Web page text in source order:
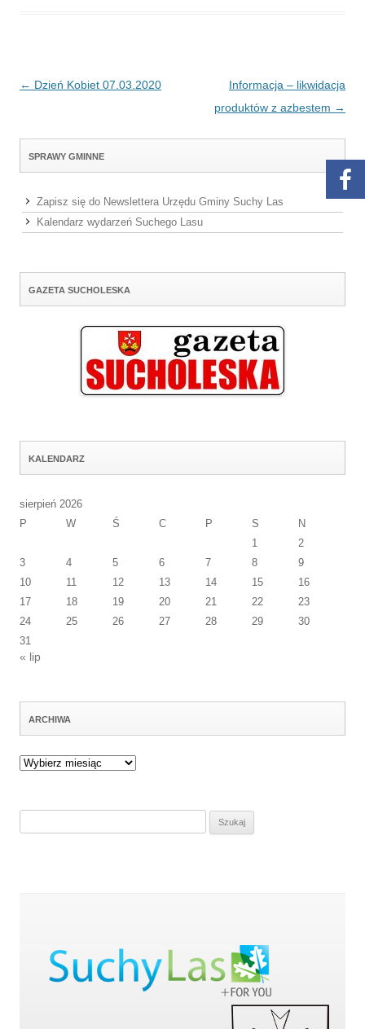
Post navigation
← Dzień Kobiet 07.03.2020
Informacja – likwidacja
produktów z azbestem →
SPRAWY GMINNE
Zapisz się do Newslettera Urzędu Gminy Suchy Las
Kalendarz wydarzeń Suchego Lasu
GAZETA SUCHOLESKA
KALENDARZ
sierpień 2026
P
W Ś C P S
N
1
2
3
4 5 6 7 8
9
10
11 12 13 14 15
16
17
18 19 20 21 22
23
24
25 26 27 28 29
30
31
« lip
ARCHIWA
Archiwa